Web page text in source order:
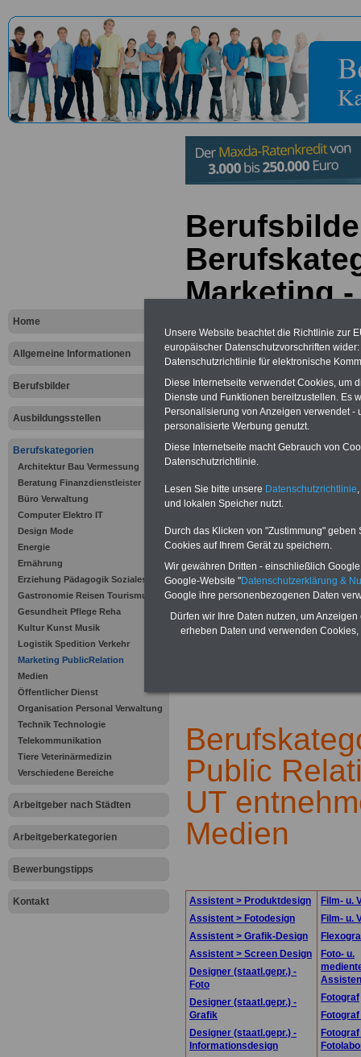
Home
Allgemeine Informationen
Berufsbilder
Ausbildungsstellen
Berufskategorien
Architektur Bau Vermessung
Beratung Finanzdienstleister
Büro Verwaltung
Computer Elektro IT
Design Mode
Energie
Ernährung
Erziehung Pädagogik Soziales
Gastronomie Reisen Tourismus
Gesundheit Pflege Reha
Kultur Kunst Musik
Logistik Spedition Verkehr
Marketing PublicRelation
Medien
Öffentlicher Dienst
Organisation Personal Verwaltung
Technik Technologie
Telekommunikation
Tiere Veterinärmedizin
Verschiedene Bereiche
Arbeitgeber nach Städten
Arbeitgeberkategorien
Bewerbungstipps
Kontakt
Marketing
Relations
Neu aufgelegt: März
Offenen Stellen und
informationen/stellenportal-
Public
UT
Medien
Assistent > Produktdesign
Assistent > Fotodesign
Assistent > Grafik-Design
Assistent > Screen Design
Designer (staatl.gepr.) -
Foto
Designer (staatl.gepr.) -
Grafik
Designer (staatl.gepr.) -
Informationsdesign
Film- u.
Film- u.
Foto- u.
Fotograf
Fotograf
Unsere Website beachtet die Richtlinie zur
europäischer Datenschutzvorschriften
Datenschutzrichtlinie für elektronische
Diese Internetseite verwendet Cookies, um
Dienste und Funktionen bereitzustellen. Es
Personalisierung von Anzeigen verwendet
personalisierte Werbung genutzt.
Diese Internetseite macht Gebrauch von
Datenschutzrichtlinie.
Lesen Sie bitte unsere Datenschutzrichtlinie
und lokalen Speicher nutzt.
Durch das Klicken von "Zustimmung"
Cookies auf Ihrem Gerät zu speichern.
Wir gewähren Dritten - einschließlich
Google-Website "Datenschutzerklärung &
Google ihre personenbezogenen Daten
Dürfen wir Ihre Daten nutzen, um
erheben Daten und verwenden